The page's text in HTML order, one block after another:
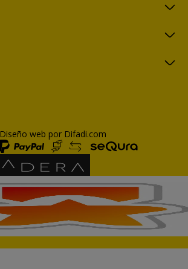
Diseño web por Difadi.com